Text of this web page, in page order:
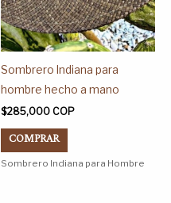
Sombrero Indiana para
hombre hecho a mano
$285,000 COP
COMPRAR
elegir
en
la
página
de
producto
Sombrero Indiana para Hombre